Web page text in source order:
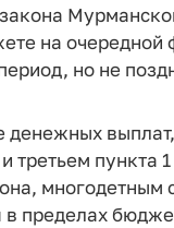
на очередной
но не
денежных
третьем пункта 1
многодетным
в пределах